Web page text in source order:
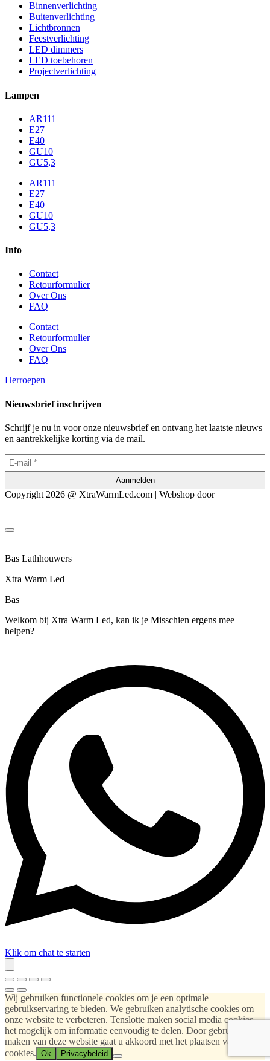
Binnenverlichting
Buitenverlichting
Lichtbronnen
Feestverlichting
LED dimmers
LED toebehoren
Projectverlichting
Lampen
AR111
E27
E40
GU10
GU5,3
AR111
E27
E40
GU10
GU5,3
Info
Contact
Retourformulier
Over Ons
FAQ
Contact
Retourformulier
Over Ons
FAQ
Herroepen
Nieuwsbrief inschrijven
Schrijf je nu in voor onze nieuwsbrief en ontvang het laatste nieuws
en aantrekkelijke korting via de mail.
Copyright 2026 @ XtraWarmLed.com | Webshop door
|
Bas Lathhouwers
Xtra Warm Led
Bas
Welkom bij Xtra Warm Led, kan ik je Misschien ergens mee
helpen?
Klik om chat te starten
Wij gebruiken functionele cookies om je een optimale
gebruikservaring te bieden. We gebruiken analytische cookies om
onze website te verbeteren. Tenslotte maken social media cookies
het mogelijk om informatie eenvoudig te delen. Door gebruik te
maken van deze website gaat u akkoord met het plaatsen van deze
cookies. Ok Privacybeleid